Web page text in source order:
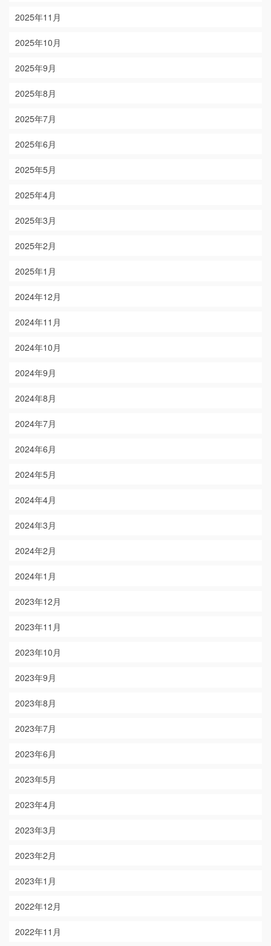
2025年11月
2025年10月
2025年9月
2025年8月
2025年7月
2025年6月
2025年5月
2025年4月
2025年3月
2025年2月
2025年1月
2024年12月
2024年11月
2024年10月
2024年9月
2024年8月
2024年7月
2024年6月
2024年5月
2024年4月
2024年3月
2024年2月
2024年1月
2023年12月
2023年11月
2023年10月
2023年9月
2023年8月
2023年7月
2023年6月
2023年5月
2023年4月
2023年3月
2023年2月
2023年1月
2022年12月
2022年11月